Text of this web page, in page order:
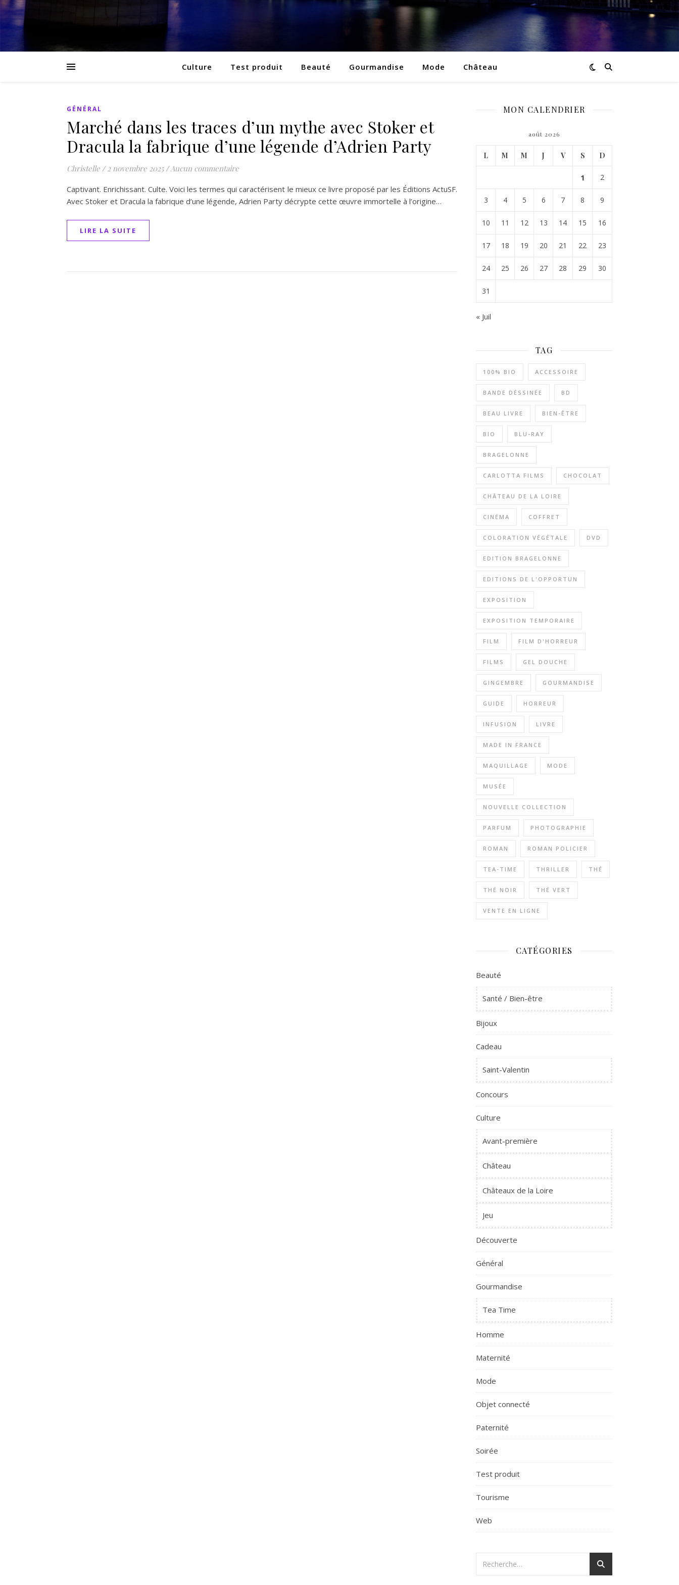
Culture Test produit Beauté Gourmandise Mode Château
GÉNÉRAL
Marché dans les traces d’un mythe avec Stoker et
Dracula la fabrique d’une légende d’Adrien Party
Christelle / 2 novembre 2025 /Aucun commentaire
Captivant. Enrichissant. Culte. Voici les termes qui caractérisent le mieux ce livre proposé par les Éditions ActuSF.
Avec Stoker et Dracula la fabrique d’une légende, Adrien Party décrypte cette œuvre immortelle à l’origine…
LIRE LA SUITE
MON CALENDRIER
août 2026
L M M J V S D
1 2
3 4 5 6 7 8 9
10 11 12 13 14 15 16
17 18 19 20 21 22 23
24 25 26 27 28 29 30
31
« Juil
TAG
100% BIO ACCESSOIRE
BANDE DÉSSINÉE BD
BEAU LIVRE BIEN-ÊTRE
BIO BLU-RAY
BRAGELONNE
CARLOTTA FILMS CHOCOLAT
CHÂTEAU DE LA LOIRE
CINÉMA COFFRET
COLORATION VÉGÉTALE DVD
EDITION BRAGELONNE
EDITIONS DE L'OPPORTUN
EXPOSITION
EXPOSITION TEMPORAIRE
FILM FILM D'HORREUR
FILMS GEL DOUCHE
GINGEMBRE GOURMANDISE
GUIDE HORREUR
INFUSION LIVRE
MADE IN FRANCE
MAQUILLAGE MODE
MUSÉE
NOUVELLE COLLECTION
PARFUM PHOTOGRAPHIE
ROMAN ROMAN POLICIER
TEA-TIME THRILLER THÉ
THÉ NOIR THÉ VERT
VENTE EN LIGNE
CATÉGORIES
Beauté
Santé / Bien-être
Bijoux
Cadeau
Saint-Valentin
Concours
Culture
Avant-première
Château
Châteaux de la Loire
Jeu
Découverte
Général
Gourmandise
Tea Time
Homme
Maternité
Mode
Objet connecté
Paternité
Soirée
Test produit
Tourisme
Web